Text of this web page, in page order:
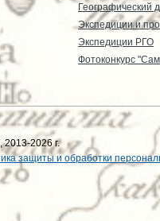
Географический
Экспедиции и
Экспедиции РГО
Фотоконкурс
2013-2026 г.
защиты и обработки